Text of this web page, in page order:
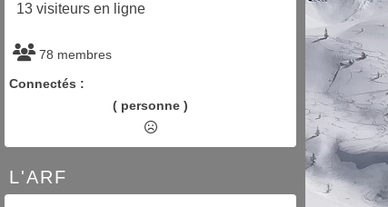
13 visiteurs en ligne
78 membres
Connectés :
( personne )
L'ARF